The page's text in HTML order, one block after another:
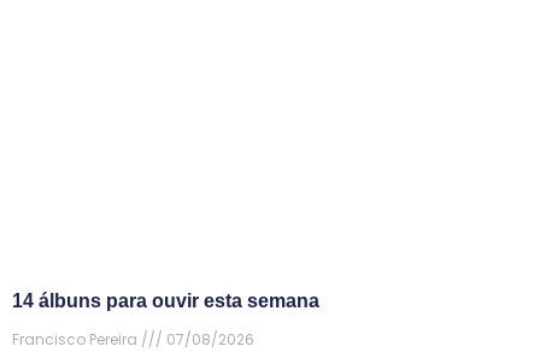
14 álbuns para ouvir esta semana
Francisco Pereira
07/08/2026